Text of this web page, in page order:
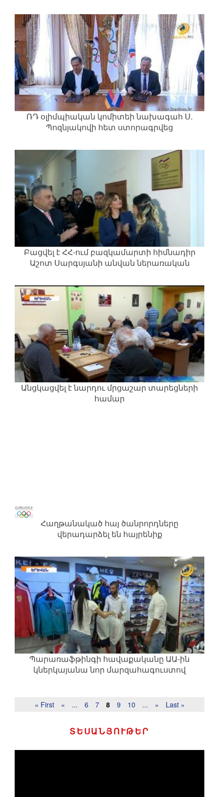
ՌԴ օլիմպիական կոմիտեի նախագահ Ս.
Պոզնյակովի հետ ստորագրվեց
Բացվել է ՀՀ-ում բազկամարտի հիմնադիր
Աշոտ Սարգսյանի անվան ներառական
Անցկացվել է նարդու մրցաշար տարեցների
համար
Հաղթանակած հայ ծանրորդները
վերադարձել են հայրենիք
Պարառաֆթինգի հավաքականը ԱԱ-ին
կներկայանա նոր մարզահագուստով
« First « ... 6 7 8 9 10 ... » Last »
ՏԵՍԱՆՅՈՒԹԵՐ